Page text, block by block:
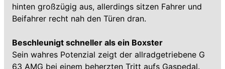
hinten großzügig aus, allerdings sitzen Fahrer und
Beifahrer recht nah den Türen dran.
Beschleunigt schneller als ein Boxster
Sein wahres Potenzial zeigt der allradgetriebene G
63 AMG bei einem beherzten Tritt aufs Gaspedal.